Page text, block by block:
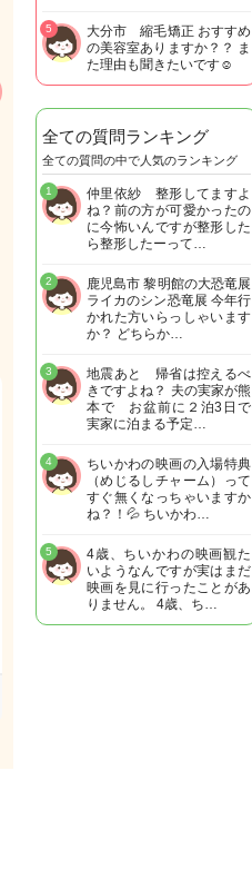
大分市 縮毛矯正 おすすめ
の美容室ありますか？？ ま
た理由も聞きたいです☺︎
5
全ての質問ランキング
全ての質問の中で人気のランキング
仲里依紗 整形してますよ
ね？前の方が可愛かったの
に今怖いんですが整形した
ら整形したーって…
1
鹿児島市 黎明館の大恐竜展
ライカのシン恐竜展 今年行
かれた方いらっしゃいます
か？ どちらか…
2
地震あと 帰省は控えるべ
きですよね？ 夫の実家が熊
本で お盆前に２泊3日で
実家に泊まる予定…
3
ちいかわの映画の入場特典
（めじるしチャーム）って
すぐ無くなっちゃいますか
ね？！💦 ちいかわ…
4
4歳、ちいかわの映画観た
いようなんですが実はまだ
映画を見に行ったことがあ
りません。 4歳、ち…
5